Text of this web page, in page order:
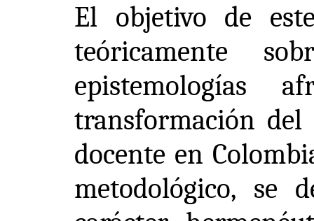
El objetivo de
teóricamente
epistemologías
transformación
docente en
metodológico, se